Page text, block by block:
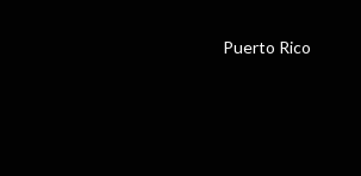
Puerto Rico